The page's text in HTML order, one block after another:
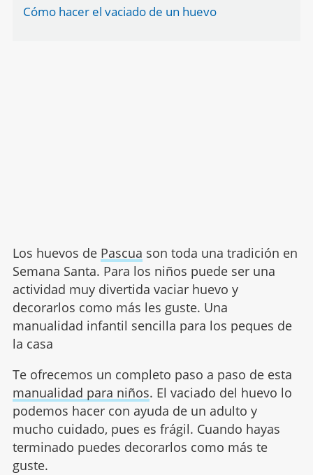
Cómo hacer el vaciado de un huevo
Los huevos de Pascua son toda una tradición en
Semana Santa. Para los niños puede ser una
actividad muy divertida vaciar huevo y
decorarlos como más les guste. Una
manualidad infantil sencilla para los peques de
la casa
Te ofrecemos un completo paso a paso de esta
manualidad para niños. El vaciado del huevo lo
podemos hacer con ayuda de un adulto y
mucho cuidado, pues es frágil. Cuando hayas
terminado puedes decorarlos como más te
guste.